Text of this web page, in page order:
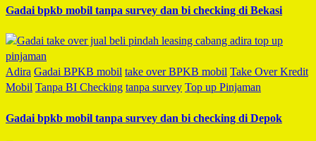
Gadai bpkb mobil tanpa survey dan bi checking di Bekasi
Adira Gadai BPKB mobil take over BPKB mobil Take Over Kredit
Mobil Tanpa BI Checking tanpa survey Top up Pinjaman
Gadai bpkb mobil tanpa survey dan bi checking di Depok